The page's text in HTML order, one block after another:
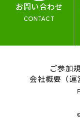
お問い合わせ
CONTACT
ご参加
会社概要（運